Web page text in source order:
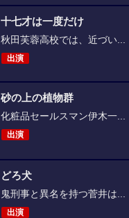
十七才は一度だけ
秋田芙蓉高校では、近づい...
出演
砂の上の植物群
化粧品セールスマン伊木一...
出演
どろ犬
鬼刑事と異名を持つ菅井は...
出演